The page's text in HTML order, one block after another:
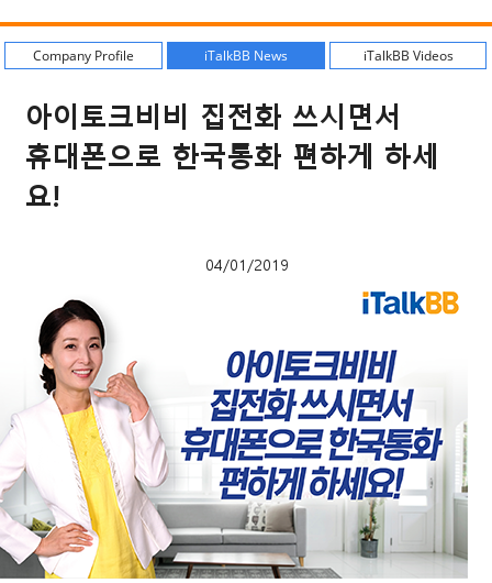
Company Profile iTalkBB News iTalkBB Videos
아이토크비비 집전화 쓰시면서
휴대폰으로 한국통화 편하게 하세
요!
04/01/2019